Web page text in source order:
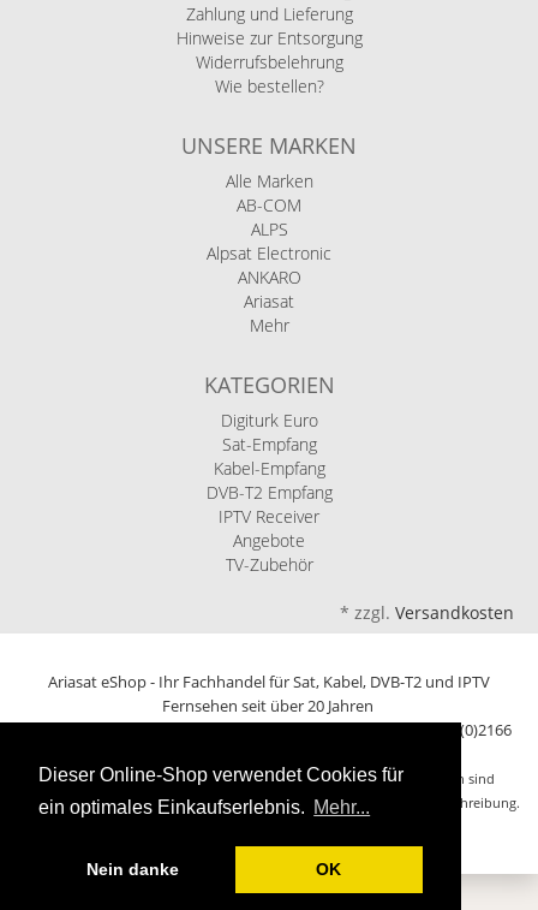
Dieser Online-Shop verwendet Cookies für
ein optimales Einkaufserlebnis. Mehr...
Nein danke OK
Zahlung und Lieferung
Hinweise zur Entsorgung
Widerrufsbelehrung
Wie bestellen?
UNSERE MARKEN
Alle Marken
AB-COM
ALPS
Alpsat Electronic
ANKARO
Ariasat
Mehr
KATEGORIEN
Digiturk Euro
Sat-Empfang
Kabel-Empfang
DVB-T2 Empfang
IPTV Receiver
Angebote
TV-Zubehör
* zzgl. Versandkosten
Ariasat eShop - Ihr Fachhandel für Sat, Kabel, DVB-T2 und IPTV
Fernsehen seit über 20 Jahren
Keplerstr.96 | 41236 Mönchengladbach | Germany | Tel: +49 (0)2166
Alle Markennamen, Warenzeichen und eingetragenen Warenzeichen sind
Eigentum Ihrer rechtmässigen Eigentümer und dienen hier nur der Beschreibung.